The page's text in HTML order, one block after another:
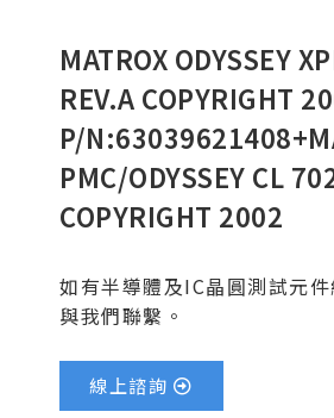
MATROX ODYSSEY
REV.A COPYRIGHT
P/
PMC/ODYSSEY CL
COPYRIGHT 2002
如有半導體及IC晶圓測試元
與我們聯繫。
線上諮詢